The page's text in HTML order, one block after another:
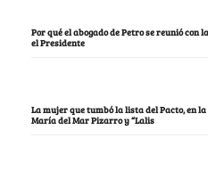
Por qué el abogado de Petro se reunió con
el Presidente
La mujer que tumbó la lista del Pacto, en
María del Mar Pizarro y “Lalis